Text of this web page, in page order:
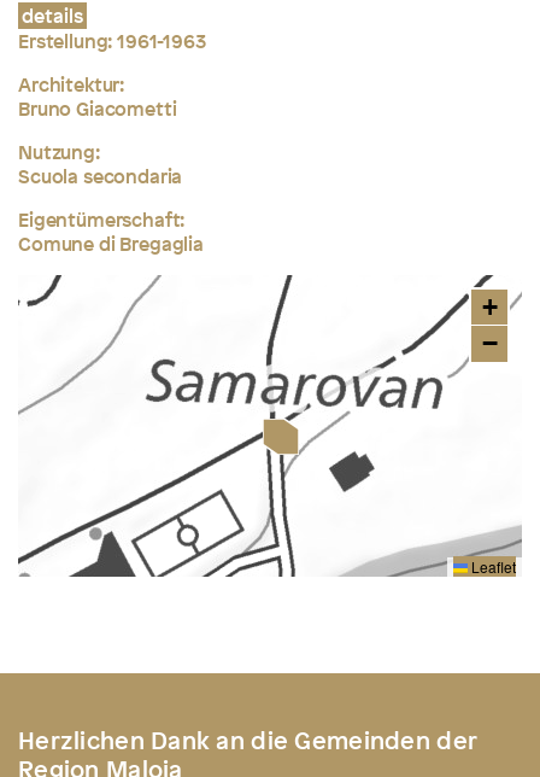
details
Erstellung:1961-1963
Architektur:
Bruno Giacometti
Nutzung:
Scuola secondaria
Eigentümerschaft:
Comune di Bregaglia
+
−
Leaflet
Herzlichen Dank an die Gemeinden der
Region Maloja